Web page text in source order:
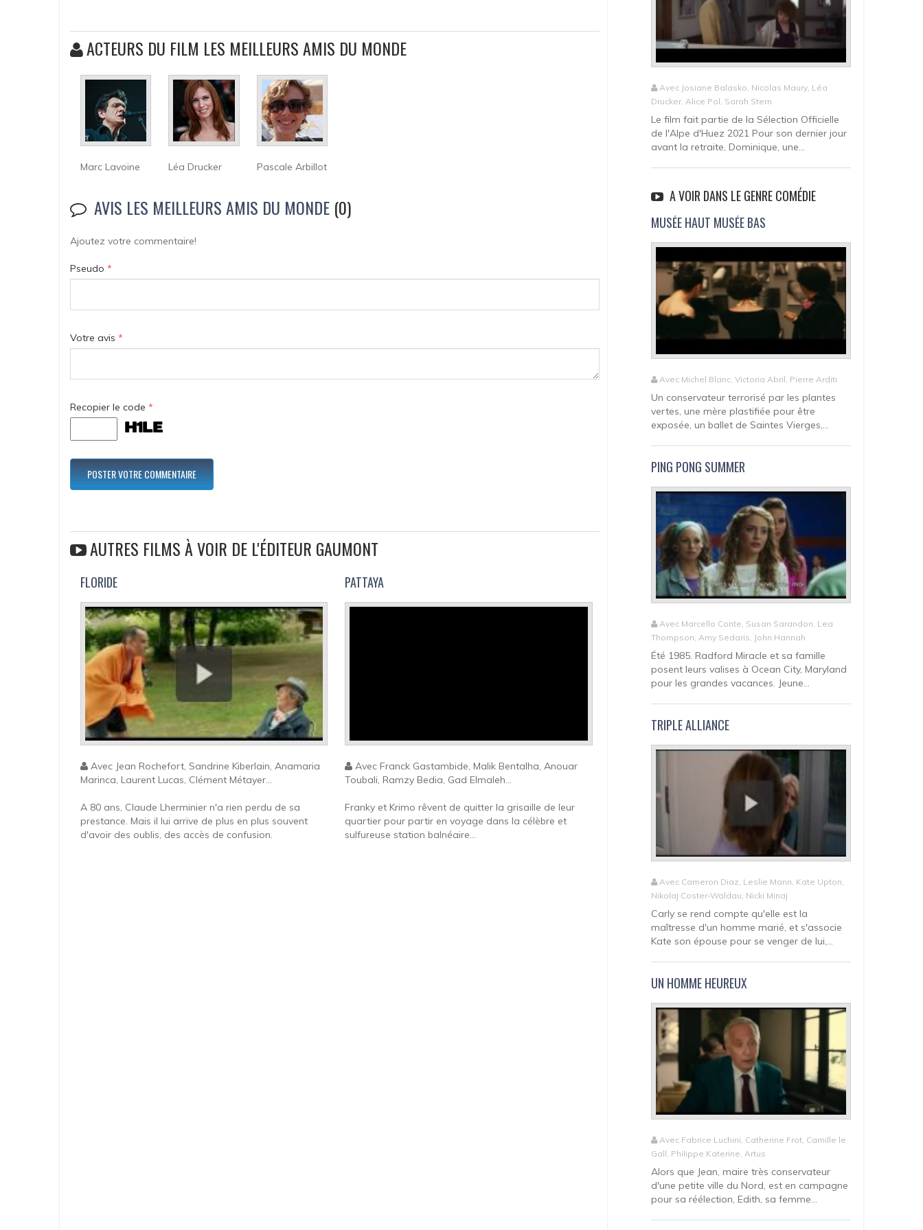
ACTEURS DU FILM LES MEILLEURS AMIS DU MONDE
Marc Lavoine Léa Drucker Pascale Arbillot
AVIS LES MEILLEURS AMIS DU MONDE (0)
Ajoutez votre commentaire!
Pseudo *
Votre avis *
Recopier le code *
AUTRES FILMS À VOIR DE L'ÉDITEUR GAUMONT
FLORIDE
Avec Jean Rochefort, Sandrine Kiberlain, Anamaria
Marinca, Laurent Lucas, Clément Métayer...
A 80 ans, Claude Lherminier n'a rien perdu de sa
prestance. Mais il lui arrive de plus en plus souvent
d'avoir des oublis, des accès de confusion.
PATTAYA
Avec Franck Gastambide, Malik Bentalha, Anouar
Toubali, Ramzy Bedia, Gad Elmaleh...
Franky et Krimo rêvent de quitter la grisaille de leur
quartier pour partir en voyage dans la célèbre et
sulfureuse station balnéaire...
Avec Josiane Balasko, Nicolas Maury, Léa
Drucker, Alice Pol, Sarah Stern
Le film fait partie de la Sélection Officielle
de l'Alpe d'Huez 2021 Pour son dernier jour
avant la retraite, Dominique, une...
A VOIR DANS LE GENRE COMÉDIE
MUSÉE HAUT MUSÉE BAS
Avec Michel Blanc, Victoria Abril, Pierre Arditi
Un conservateur terrorisé par les plantes
vertes, une mère plastifiée pour être
exposée, un ballet de Saintes Vierges,...
PING PONG SUMMER
Avec Marcello Conte, Susan Sarandon, Lea
Thompson, Amy Sedaris, John Hannah
Été 1985. Radford Miracle et sa famille
posent leurs valises à Ocean City, Maryland
pour les grandes vacances. Jeune...
TRIPLE ALLIANCE
Avec Cameron Diaz, Leslie Mann, Kate Upton,
Nikolaj Coster-Waldau, Nicki Minaj
Carly se rend compte qu'elle est la
maîtresse d'un homme marié, et s'associe
Kate son épouse pour se venger de lui,...
UN HOMME HEUREUX
Avec Fabrice Luchini, Catherine Frot, Camille le
Gall, Philippe Katerine, Artus
Alors que Jean, maire très conservateur
d'une petite ville du Nord, est en campagne
pour sa réélection, Edith, sa femme...